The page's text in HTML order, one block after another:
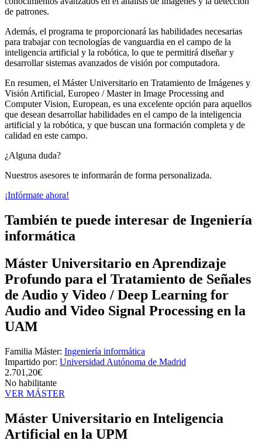
de patrones.
Además, el programa te proporcionará las habilidades necesarias
para trabajar con tecnologías de vanguardia en el campo de la
inteligencia artificial y la robótica, lo que te permitirá diseñar y
desarrollar sistemas avanzados de visión por computadora.
En resumen, el Máster Universitario en Tratamiento de Imágenes y
Visión Artificial, Europeo / Master in Image Processing and
Computer Vision, European, es una excelente opción para aquellos
que desean desarrollar habilidades en el campo de la inteligencia
artificial y la robótica, y que buscan una formación completa y de
calidad en este campo.
¿Alguna duda?
Nuestros asesores te informarán de forma personalizada.
¡Infórmate ahora!
También te puede interesar de Ingeniería
informática
Máster Universitario en Aprendizaje
Profundo para el Tratamiento de Señales
de Audio y Video / Deep Learning for
Audio and Video Signal Processing en la
UAM
Familia Máster: Ingeniería informática
Impartido por: Universidad Autónoma de Madrid
2.701,20€
No habilitante
VER MÁSTER
Máster Universitario en Inteligencia
Artificial en la UPM